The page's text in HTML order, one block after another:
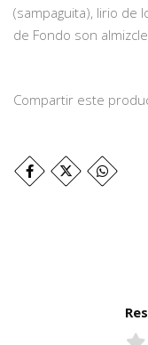
(sampaguita), lirio de
de Fondo son
Compartir este